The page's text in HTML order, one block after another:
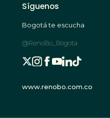
Síguenos
Bogotá te escucha
@RenoBo_Bogota
www.renobo.com.co